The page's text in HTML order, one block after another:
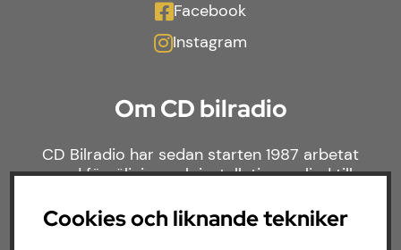
Facebook
Instagram
Om CD bilradio
CD Bilradio har sedan starten 1987 arbetat
med försäljning och installation av ljud till
brett sortiment av billjud till alla typer av
bilmärken och behov.
Cookies och liknande tekniker